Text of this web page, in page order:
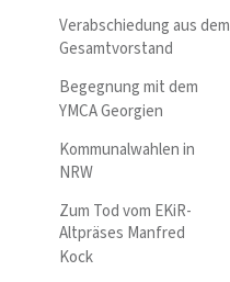
Verabschiedung aus dem
Gesamtvorstand
Begegnung mit dem
YMCA Georgien
Kommunalwahlen in
NRW
Zum Tod vom EKiR-
Altpräses Manfred
Kock